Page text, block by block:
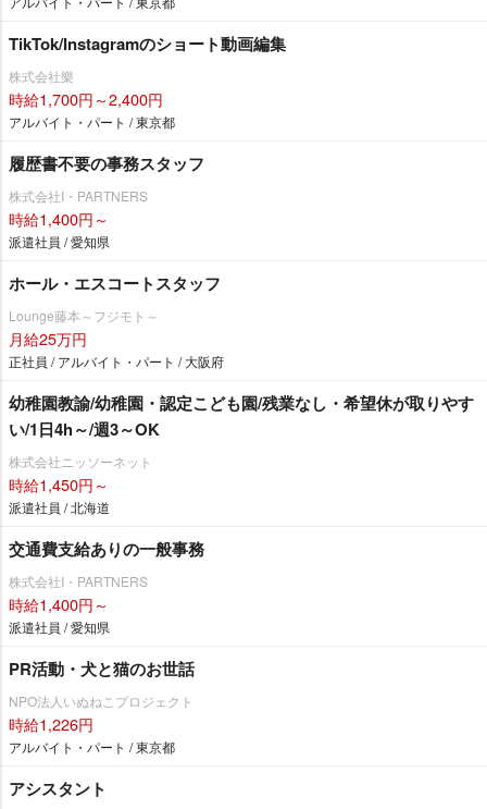
TikTok/Instagramのショート動画編集
株式会社樂
時給1,700円～2,400円
アルバイト・パート / 東京都
履歴書不要の事務スタッフ
株式会社I・PARTNERS
時給1,400円～
派遣社員 / 愛知県
ホール・エスコートスタッフ
Lounge藤本～フジモト～
月給25万円
正社員 / アルバイト・パート / 大阪府
幼稚園教諭/幼稚園・認定こども園/残業なし・希望休が取りやす
い/1日4h～/週3～OK
株式会社ニッソーネット
時給1,450円～
派遣社員 / 北海道
交通費支給ありの一般事務
株式会社I・PARTNERS
時給1,400円～
派遣社員 / 愛知県
PR活動・犬と猫のお世話
NPO法人いぬねこプロジェクト
時給1,226円
アルバイト・パート / 東京都
アシスタント